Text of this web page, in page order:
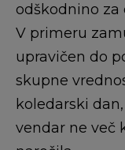
odškodnino za
V primeru
upravičen do
skupne
koledarski
vendar ne več